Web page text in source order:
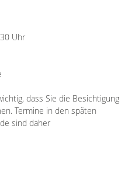
Uhr
dass Sie die Besichtigung
Termine in den späten
sind daher